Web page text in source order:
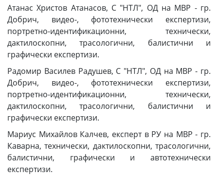
Атанас Христов Атанасов, С "НТЛ", ОД на МВР - гр.
Добрич, видео-, фототехнически експертизи,
портретно-идентификационни, технически,
дактилоскопни, трасологични, балистични и
графически експертизи.
Радомир Василев Радушев, С "НТЛ", ОД на МВР - гр.
Добрич, видео-, фототехнически експертизи,
портретно-идентификационни, технически,
дактилоскопни, трасологични, балистични и
графически експертизи.
Мариус Михайлов Калчев, експерт в РУ на МВР - гр.
Каварна, технически, дактилоскопни, трасологични,
балистични, графически и автотехнически
експертизи.